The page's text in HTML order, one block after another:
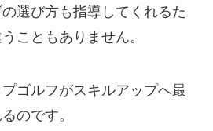
選び方も指導してくれるた
こともありません。
ゴルフがスキルアップへ最
のです。